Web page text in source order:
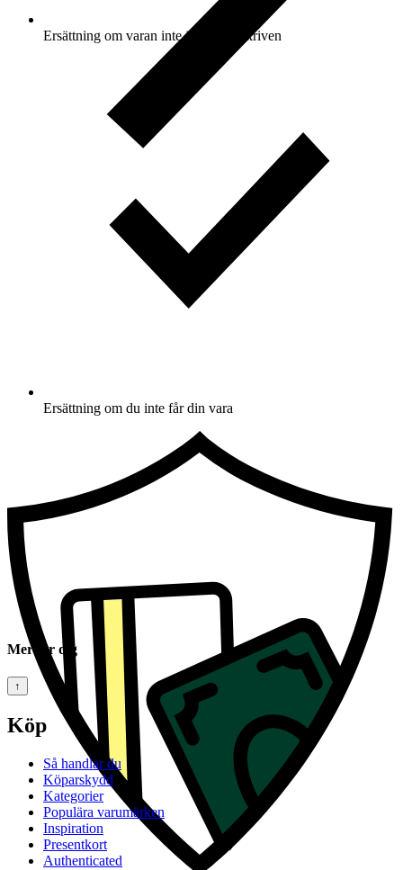
Ersättning om varan inte är som beskriven
Ersättning om du inte får din vara
Mer för dig
↑
Köp
Så handlar du
Köparskydd
Kategorier
Populära varumärken
Inspiration
Presentkort
Authenticated